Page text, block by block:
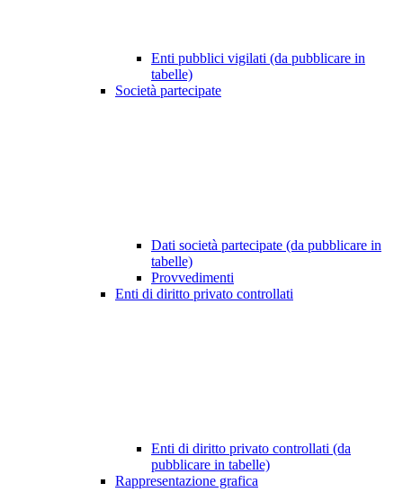
Enti pubblici vigilati (da pubblicare in
tabelle)
Società partecipate
Dati società partecipate (da pubblicare in
tabelle)
Provvedimenti
Enti di diritto privato controllati
Enti di diritto privato controllati (da
pubblicare in tabelle)
Rappresentazione grafica